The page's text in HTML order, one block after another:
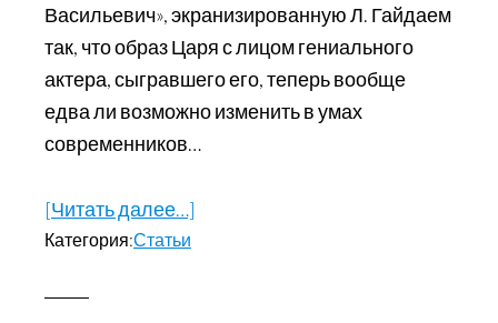
Васильевич», экранизированную Л. Гайдаем
так, что образ Царя с лицом гениального
актера, сыгравшего его, теперь вообще
едва ли возможно изменить в умах
современников…
[Читать далее…]
Категория:Статьи